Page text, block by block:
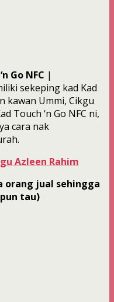
Go NFC |
sekeping kad Kad
kawan Ummi, Cikgu
Touch ‘n Go NFC ni,
cara nak
Azleen Rahim
orang jual sehingga
tau)